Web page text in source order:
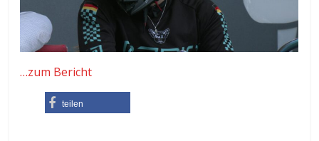
…zum Bericht
teilen